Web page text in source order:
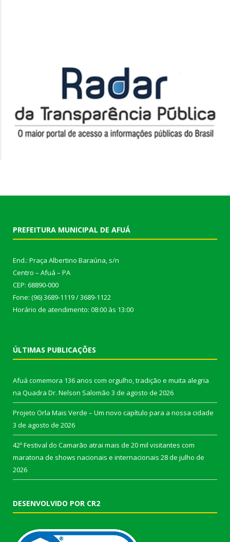
PREFEITURA MUNICIPAL DE AFUÁ
End.: Praça Albertino Baraúna, s/n
Centro – Afuá – PA
CEP: 68890-000
Fone: (96) 3689-1119 / 3689-1122
Horário de atendimento: 08:00 às 13:00
ÚLTIMAS PUBLICAÇÕES
Afuá comemora 136 anos com orgulho, tradição e muita alegria
na Quadra Dr. Nelson Salomão 3 de agosto de 2026
Projeto Orla Mais Verde – Um novo capítulo para a nossa cidade
3 de agosto de 2026
42º Festival do Camarão atrai mais de 20 mil visitantes com
maratona de shows nacionais e internacionais 28 de julho de
2026
DESENVOLVIDO POR CR2